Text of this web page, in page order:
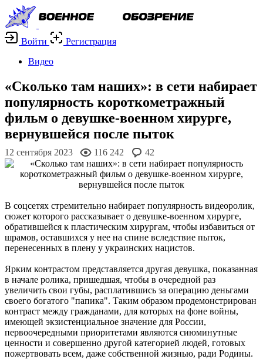
Войти
Регистрация
Видео
«Сколько там наших»: в сети набирает
популярность короткометражный
фильм о девушке-военном хирурге,
вернувшейся после пыток
12 сентября 2023 116 242 42
В соцсетях стремительно набирает популярность видеоролик,
сюжет которого рассказывает о девушке-военном хирурге,
обратившейся к пластическим хирургам, чтобы избавиться от
шрамов, оставшихся у нее на спине вследствие пыток,
перенесенных в плену у украинских нацистов.
Ярким контрастом представляется другая девушка, показанная
в начале ролика, пришедшая, чтобы в очередной раз
увеличить свои губы, расплатившись за операцию деньгами
своего богатого "папика". Таким образом продемонстрирован
контраст между гражданами, для которых на фоне войны,
имеющей экзистенциальное значение для России,
первоочередными приоритетами являются сиюминутные
ценности и совершенно другой категорией людей, готовых
пожертвовать всем, даже собственной жизнью, ради Родины.